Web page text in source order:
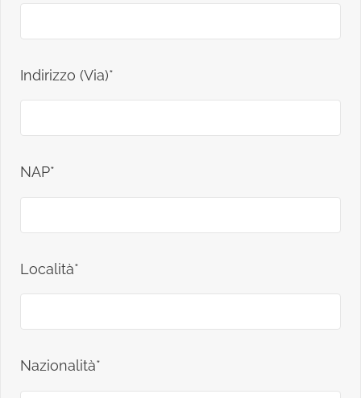
Indirizzo (Via)*
NAP*
Località*
Nazionalità*